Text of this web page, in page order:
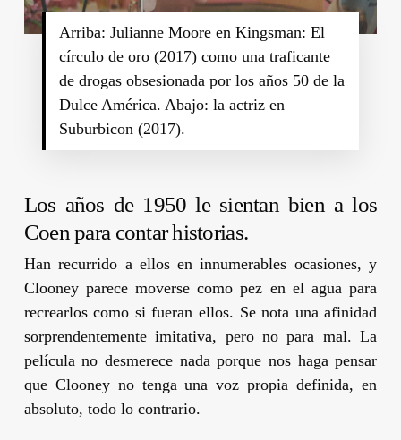
Arriba: Julianne Moore en Kingsman: El
círculo de oro (2017) como una traficante
de drogas obsesionada por los años 50 de la
Dulce América. Abajo: la actriz en
Suburbicon (2017).
Los años de 1950 le sientan bien a los
Coen para contar historias.
Han recurrido a ellos en innumerables ocasiones, y
Clooneyparece moverse como pez en el agua para
recrearlos como si fueran ellos. Se nota una afinidad
sorprendentemente imitativa, pero no para mal. La
película no desmerece nada porque nos haga pensar
que Clooneyno tenga una voz propia definida, en
absoluto, todo lo contrario.